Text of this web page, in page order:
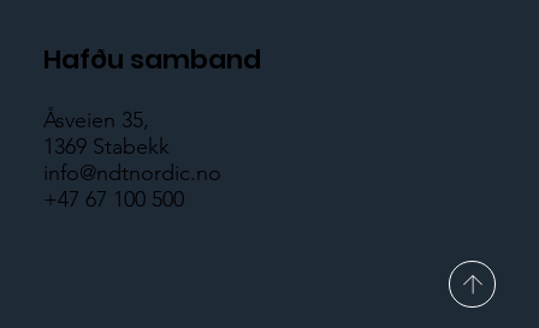
Hafðu samband
Åsveien 35,
1369 Stabekk
info@ndtnordic.no
+47 67 100 500